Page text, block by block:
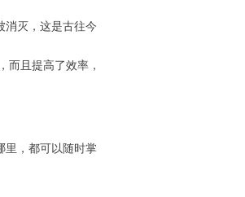
消灭，这是古往今
而且提高了效率，
里，都可以随时掌